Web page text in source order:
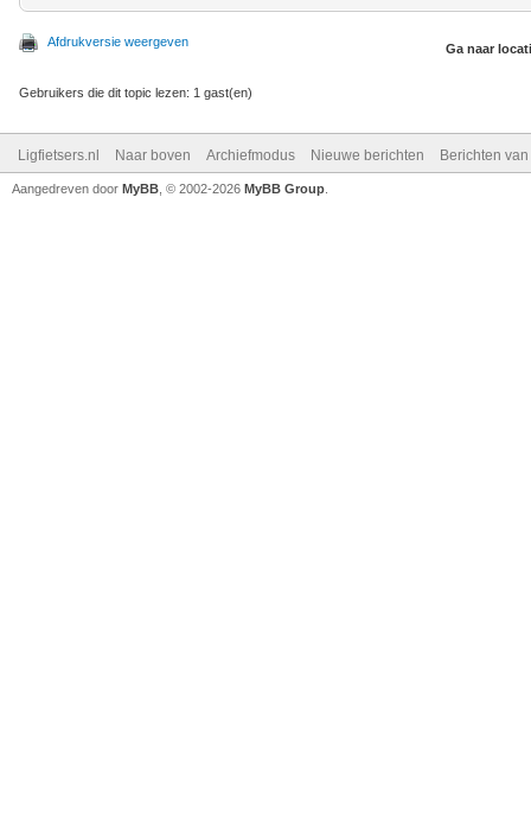
Afdrukversie weergeven Ga naar
Gebruikers die dit topic lezen: 1 gast(en)
Ligfietsers.nl Naar boven Archiefmodus Nieuwe berichten Berichten
Aangedreven door MyBB , © 2002-2026 MyBB Group